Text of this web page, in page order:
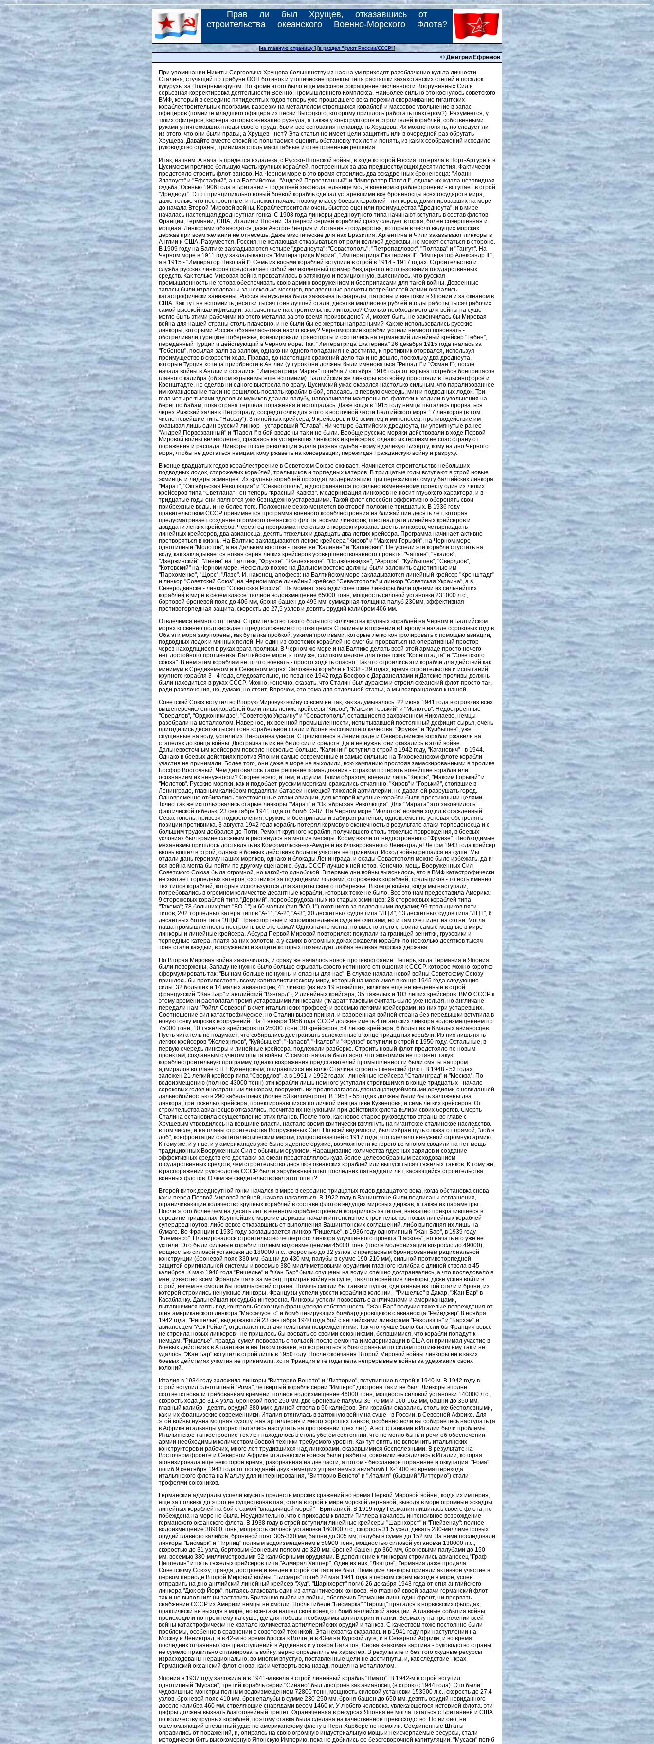
Прав ли был Хрущев, отказавшись от
строительства океанского Военно-Морского Флота?
[на главную страницу ] [в раздел "флот России/СССР"]
© Дмитрий Ефремов
При упоминании Никиты Сергеевича Хрущева большинству из нас на ум приходят разоблачение культа личности
Сталина, стучащий по трибуне ООН ботинок и утопические проекты типа распашки казахстанских степей и посадок
кукурузы за Полярным кругом. Но кроме этого было еще массовое сокращение численности Вооруженных Сил и
серьезная корректировка деятельности Военно-Промышленного Комплекса. Наиболее сильно это коснулось советского
ВМФ, который в середине пятидесятых годов теперь уже прошедшего века пережил сворачивание гигантских
кораблестроительных программ, разрезку на металлолом строящихся кораблей и массовое увольнение в запас
офицеров (помните младшего офицера из песни Высоцкого, которому пришлось работать шахтером?). Разумеется, у
таких офицеров, карьера которых внезапно рухнула, а также у конструкторов и строителей кораблей, собственными
руками уничтожавших плоды своего труда, были все основания ненавидеть Хрущева. Их можно понять, но следует ли
из этого, что они были правы, а Хрущев - нет? Эта статья не имеет цели защитить или в очередной раз обругать
Хрущева. Давайте вместе спокойно попытаемся оценить обстановку тех лет и понять, из каких соображений исходило
руководство страны, принимая столь масштабные и ответственные решения.
Итак, начнем. А начать придется издалека, с Русско-Японской войны, в ходе которой Россия потеряла в Порт-Артуре и в
Цусимском проливе большую часть крупных кораблей, построенных за два предшествующих десятилетия. Фактически
предстояло строить флот заново. На Черном море в это время строились два эскадренных броненосца: "Иоанн
Златоуст" и "Ефстафий", а на Балтийском - "Андрей Первозванный" и "Император Павел I", однако их ждала незавидная
судьба. Осенью 1906 года в Британии - тогдашней законодательнице мод в военном кораблестроении - вступает в строй
"Дредноут". Этот принципиально новый боевой корабль сделал устаревшими все броненосцы всех государств мира,
даже только что построенные, и положил начало новому классу боевых кораблей - линкоров, доминировавших на море
до начала Второй Мировой войны. Кораблестроители очень быстро оценили преимущества "Дредноута", и в мире
началась настоящая дредноутная гонка. С 1908 года линкоры дредноутного типа начинают вступать в состав флотов
Франции, Германии, США, Италии и Японии. За первой серией кораблей сразу следует вторая, более совершенная и
мощная. Линкорами обзаводятся даже Австро-Венгрия и Испания - государства, которые в число ведущих морских
держав при всем желании не отнесешь. Даже экзотические для нас Бразилия, Аргентина и Чили заказывают линкоры в
Англии и США. Разумеется, Россия, не желающая отказываться от роли великой державы, не может остаться в стороне.
В 1909 году на Балтике закладываются четыре "дредноута": "Севастополь", "Петропавловск", "Полтава" и "Гангут". На
Черном море в 1911 году закладываются "Императрица Мария", "Императрица Екатерина II", "Император Александр III",
а в 1915 - "Император Николай I". Семь из восьми кораблей вступили в строй в 1914 - 1917 годах. Строительство и
служба русских линкоров представляет собой великолепный пример бездарного использования государственных
средств. Как только Мировая война превратилась в затяжную и позиционную, выяснилось, что русская
промышленность не готова обеспечивать свою армию вооружением и боеприпасами для такой войны. Довоенные
запасы были израсходованы за несколько месяцев, предвоенные расчеты потребностей армии оказались
катастрофически занижены. Россия вынуждена была заказывать снаряды, патроны и винтовки в Японии и за океаном в
США. Как тут не вспомнить десятки тысяч тонн лучшей стали, десятки миллионов рублей и годы работы тысяч рабочих
самой высокой квалификации, затраченные на строительство линкоров? Сколько необходимого для войны на суше
могло быть этими рабочими из этого металла за это время произведено? И, может быть, не закончилась бы Мировая
война для нашей страны столь плачевно, и не были бы ее жертвы напрасными? Как же использовались русские
линкоры, которыми Россия обзавелась-таки назло всему? Черноморские корабли успели немного повоевать -
обстреливали турецкое побережье, конвоировали транспорты и охотились на германский линейный крейсер "Гебен",
переданный Турции и действующий в Черном море. Так, "Императрица Екатерина" 26 декабря 1915 года гналась за
"Гебеном", посылая залп за залпом, однако ни одного попадания не достигла, и противник оторвался, используя
преимущество в скорости хода. Правда, до настоящих сражений дело так и не дошло, поскольку два дредноута,
которые Турция хотела приобрести в Англии (у турок они должны были именоваться "Решад I" и "Осман I"), после
начала войны в Англии и остались. "Императрица Мария" погибла 7 октября 1916 года от взрыва погребов боеприпасов
главного калибра (об этом взрыве мы еще вспомним). Балтийские же линкоры всю войну простояли в Гельсингфорсе и
Кронштадте, не сделав ни одного выстрела по врагу. Цусимский ужас оказался настолько сильным, что парализованное
им командование так и не решилось послать корабли в бой, опасаясь, в первую очередь, мин и подводных лодок. Три
года четыре тысячи здоровых мужиков драили палубу, наворачивали макароны по-флотски и ходили в увольнения на
берег по бабам, пока страна терпела поражения и истощалась. Даже когда в 1915 году немцы пытались прорваться
через Рижский залив к Петрограду, сосредоточив для этого в восточной части Балтийского моря 17 линкоров (в том
числе новейшие типа "Нассау"), 3 линейных крейсера, 9 крейсеров и 61 эсминец и миноносец, противодействие им
оказывал лишь один русский линкор - устаревший "Слава". Ни четыре балтийских дредноута, ни упомянутые ранее
"Андрей Первозванный" и "Павел I" в бой введены так и не были. Вообще русские моряки действовали в ходе Первой
Мировой войны великолепно, сражаясь на устаревших линкорах и крейсерах, однако их героизм не спас страну от
поражения и распада. Линкоры после революции ждала разная судьба - кому в далекую Бизерту, кому на дно Черного
моря, чтобы не достаться немцам, кому ржаветь на консервации, пережидая Гражданскую войну и разруху.
В конце двадцатых годов кораблестроение в Советском Союзе оживает. Начинается строительство небольших
подводных лодок, сторожевых кораблей, тральщиков и торпедных катеров. В тридцатые годы вступают в строй новые
эсминцы и лидеры эсминцев. Из крупных кораблей проходят модернизацию три переживших смуту балтийских линкора:
"Марат", "Октябрьская Революция" и "Севастополь"; и достраивается по сильно измененному проекту один из легких
крейсеров типа "Светлана" - он теперь "Красный Кавказ". Модернизация линкоров не носит глубокого характера, и в
тридцатые годы они являются уже безнадежно устаревшими. Такой флот способен эффективно оборонять свои
прибрежные воды, и не более того. Положение резко меняется во второй половине тридцатых. В 1936 году
правительством СССР принимается программа военного кораблестроения на ближайшие десять лет, которая
предусматривает создание огромного океанского флота: восьми линкоров, шестнадцати линейных крейсеров и
двадцати легких крейсеров. Через год программа несколько откорректирована: шесть линкоров, четырнадцать
линейных крейсеров, два авианосца, десять тяжелых и двадцать два легких крейсера. Программа начинает активно
претворяться в жизнь. На Балтике закладываются легкие крейсера "Киров" и "Максим Горький", на Черном море
однотипный "Молотов", а на Дальнем востоке - такие же "Калинин" и "Каганович". Не успели эти корабли спустить на
воду, как закладывается новая серия легких крейсеров усовершенствованного проекта: "Чапаев", "Чкалов",
"Дзержинский", "Ленин" на Балтике; "Фрунзе", "Железняков", "Орджоникидзе", "Аврора", "Куйбышев", "Свердлов",
"Котовский" на Черном море. Несколько позже на Дальнем востоке должны были заложить однотипные им
"Пархоменко", "Щорс", "Лазо". И, наконец, апофеоз: на Балтийском море закладываются линейный крейсер "Кронштадт"
и линкор "Советский Союз", на Черном море линейный крейсер "Севастополь" и линкор "Советская Украина", а в
Северодвинске - линкор "Советская Россия". На момент закладки советские линкоры были одними из сильнейших
кораблей в мире в своем классе: полное водоизмещение 65000 тонн, мощность силовой установки 231000 л.с.,
бортовой броневой пояс до 406 мм, броня башен до 495 мм, суммарная толщина палуб 230мм, эффективная
противоторпедная защита, скорость до 27,5 узлов и девять орудий калибром 406 мм.
Отвлечемся немного от темы. Строительство такого большого количества крупных кораблей на Черном и Балтийском
морях косвенно подтверждает предположение о готовящемся Сталиным вторжении в Европу в начале сороковых годов.
Оба эти моря закупорены, как бутылка пробкой, узкими проливами, которые легко контролировать с помощью авиации,
подводных лодок и минных полей. Ни один из советских кораблей не смог бы прорваться на оперативный простор
через находящиеся в руках врага проливы. В Черном же море и на Балтике делать всей этой армаде просто нечего -
нет достойного противника. Балтийское море, к тому же, слишком мелкое для гигантских "Кронштадта" и "Советского
союза". В нем этим кораблям не то что воевать - просто ходить опасно. Так что строились эти корабли для действий как
минимум в Средиземном и в Северном морях. Заложены корабли в 1938 - 39 годах, время строительства и испытаний
крупного корабля 3 - 4 года, следовательно, не позднее 1942 года Босфор с Дарданеллами и Датские проливы должны
были находиться в руках СССР. Можно, конечно, сказать, что Сталин был дураком и строил океанский флот просто так,
ради развлечения, но, думаю, не стоит. Впрочем, это тема для отдельной статьи, а мы возвращаемся к нашей.
Советский Союз вступил во Вторую Мировую войну совсем не так, как задумывалось. 22 июня 1941 года в строю из всех
вышеперечисленных кораблей были лишь легкие крейсеры "Киров", "Максим Горький" и "Молотов". Недостроенные
"Свердлов", "Орджоникидзе", "Советскую Украину" и "Севастополь", оставшиеся в захваченном Николаеве, немцы
разобрали на металлолом. Наверное, их военной промышленности, испытывавшей постоянный дефицит сырья, очень
пригодились десятки тысяч тонн корабельной стали и брони высочайшего качества. "Фрунзе" и "Куйбышев", уже
спущенные на воду, успели из Николаева увести. Строившиеся в Ленинграде и Северодвинске корабли ржавели на
стапелях до конца войны. Достраивать их не было сил и средств. Да и не нужны они оказались в этой войне.
Дальневосточным крейсерам повезло несколько больше. "Калинин" вступил в строй в 1942 году, "Каганович" - в 1944.
Однако в боевых действиях против Японии самые современные и самые сильные на Тихоокеанском флоте корабли
участия не принимали. Более того, они даже в море не выходили, всю кампанию простояв замаскированными в проливе
Босфор Восточный. Чем диктовалось такое решение командования - страхом потерять новейшие корабли или
осознанием их ненужности? Скорее всего, и тем, и другим. Таким образом, воевали лишь "Киров", "Максим Горький" и
"Молотов". Русские моряки, как и подобает русским морякам, сражались отчаянно. "Киров" и "Горький", стоявшие в
Ленинграде, главным калибром подавляли батареи немецкой тяжелой артиллерии, не давая ей разрушать город.
Одновременно отбивались ожесточенные атаки авиации, для которой крупные корабли были престижными целями.
Точно так же использовались старые линкоры "Марат" и "Октябрьская Революция". Для "Марата" это закончилось
фактической гибелью 23 сентября 1941 года от бомб Ю-87. На Черном море "Молотов" ночами ходил в осажденный
Севастополь, привозя подкрепления, оружие и боеприпасы и забирая раненых, одновременно успевая обстрелять
позиции противника. 3 августа 1942 года корабль потерял кормовую оконечность в результате атаки торпедоносца и с
большим трудом добрался до Поти. Ремонт крупного корабля, получившего столь тяжелые повреждения, в боевых
условиях был крайне сложным и растянулся на многие месяцы. Корму взяли от недостроенного "Фрунзе". Необходимые
механизмы пришлось доставлять из Комсомольска-на-Амуре и из блокированного Ленинграда! Летом 1943 года крейсер
вновь вошел в строй, однако в боевых действиях больше участия не принимал. Исход войны решался на суше. Мы
отдали дань героизму наших моряков, однако и блокады Ленинграда, и осады Севастополя можно было избежать, да и
вся война могла бы пойти по другому сценарию, будь СССР лучше к ней готов. Конечно, мощь Вооруженных Сил
Советского Союза была огромной, но какой-то однобокой. В первые дни войны выяснилось, что в ВМФ катастрофически
не хватает торпедных катеров, охотников за подводными лодками, сторожевых кораблей, тральщиков - то есть именно
тех типов кораблей, которые используются для защиты своего побережья. В конце войны, когда мы наступали,
потребовались в огромном количестве десантные корабли, которых тоже не было. Все это нам предоставила Америка:
9 сторожевых кораблей типа "Дерзкий", переоборудованных из старых эсминцев; 28 сторожевых кораблей типа
"Такома"; 78 больших (тип "БО-1") и 60 малых (тип "МО-1") охотников за подводными лодками; 99 тральщиков пяти
типов; 202 торпедных катера типов "А-1", "А-2", "А-3"; 30 десантных судов типа "ЛЦИ"; 13 десантных судов типа "ЛЦТ"; 6
десантных ботов типа "ЛЦМ". Транспортные и вспомогательные суда не считаем, но и там счет идет на сотни. Могла
наша промышленность построить все это сама? Однозначно могла, но вместо этого строила самые мощные в мире
линкоры и линейные крейсера. Абсурд Первой Мировой повторился: покупали за границей зенитки, грузовики и
торпедные катера, платя за них золотом, а у самих в огромных доках ржавели корабли по несколько десятков тысяч
тонн стали каждый, вооружению и защите которых позавидует любая великая морская держава.
Но Вторая Мировая война закончилась, и сразу же началось новое противостояние. Теперь, когда Германия и Япония
были повержены, Западу не нужно было больше скрывать своего истинного отношения к СССР, которое можно коротко
сформулировать так: "Вы нам больше не нужны и опасны для нас". В случае начала новой войны Советскому Союзу
пришлось бы противостоять всему капиталистическому миру, который на море имел в конце 1945 года следующие
силы: 32 больших и 14 малых авианосцев, 41 линкор (из них 19 новейших, включая еще не введенные в строй
французский "Жан Бар" и английский "Вэнгард"), 2 линейных крейсера, 35 тяжелых и 103 легких крейсеров. ВМФ СССР к
этому времени располагал тремя устаревшими линкорами ("Марат" таковым считать было уже нельзя, но англичане
передали нам "Ройял Соверен" в счет итальянских трофеев) и восемью легкими крейсерами, из них три устаревших.
Соотношение сил катастрофическое, но Сталин вызов принял, и разоренная войной страна без передышки вступила в
новую гонку морских вооружений. На 1 января 1956 года СССР должен иметь 4 гигантских линкора водоизмещением по
75000 тонн, 10 тяжелых крейсеров по 25000 тонн, 30 крейсеров, 54 легких крейсера, 6 больших и 6 малых авианосцев.
Пусть читатель не подумает, что собирались достраивать заложенные в конце тридцатых корабли. Из них лишь пять
легких крейсеров "Железняков", "Куйбышев", "Чапаев", "Чкалов" и "Фрунзе" вступили в строй в 1950 году. Остальные, в
первую очередь линкоры и линейные крейсера, подлежали разборке. Строить новый флот предстояло по новым
проектам, созданным с учетом опыта войны. С самого начала было ясно, что экономика не потянет такую
кораблестроительную программу, однако возражения представителей промышленности были смяты напором
адмиралов во главе с Н.Г.Кузнецовым, опиравшихся на волю Сталина строить океанский флот. В 1948 - 53 годах
заложен 21 легкий крейсер типа "Свердлов", а в 1951 и 1952 годах - линейные крейсера "Сталинград" и "Москва". По
водоизмещению (полное 43000 тонн) эти корабли лишь немного уступали строившимся в конце тридцатых - начале
сороковых годов иностранным линкорам, вооружить их предполагалось двенадцатидюймовыми орудиями с невиданной
дальнобойностью в 290 кабельтовых (более 53 километров). В 1953 - 55 годах должны были быть заложены два
линкора, три тяжелых крейсера, проектировавшихся по личной инициативе Кузнецова, и семь легких крейсеров. От
строительства авианосцев отказались, посчитав их ненужными при действиях флота вблизи своих берегов. Смерть
Сталина остановила осуществление этих планов. После того, как новое старое руководство страны во главе с
Хрущевым утвердилось на вершине власти, настало время критически взглянуть на гигантское сталинское наследство,
в том числе, и на планы строительства Вооруженных Сил. По всей видимости, был избран путь отказа от прямой, "лоб в
лоб", конфронтации с капиталистическим миром, существовавшей с 1917 года, что сделало ненужной огромную армию.
К тому же, и у нас, и у американцев уже было ядерное оружие, возможности которого во многом сводили на нет мощь
традиционных Вооруженных Сил с обычным оружием. Наращивание количества ядерных зарядов и создание
эффективных средств его доставки за океан представлялось куда более целесообразным расходованием
государственных средств, чем строительство десятков океанских кораблей или выпуск тысяч тяжелых танков. К тому же,
в распоряжении руководства СССР был и зарубежный опыт последних пятнадцати лет, касающийся строительства
военных флотов. О чем же свидетельствовал этот опыт?
Второй виток дредноутной гонки начался в мире в середине тридцатых годов двадцатого века, когда обстановка снова,
как и перед Первой Мировой войной, начала накаляться. В 1922 году в Вашингтоне были подписаны соглашения,
ограничивающие количество крупных кораблей в составе флотов ведущих мировых держав, а также их параметры.
После этого более чем на десять лет в военном кораблестроении воцарилось затишье, внезапно прекратившееся в
середине тридцатых. Крупнейшие морские державы начали интенсивное строительство новых линейных кораблей -
супердредноутов, либо вовсе отказавшись от выполнения Вашингтонских соглашений, либо выполняя их лишь на
бумаге. Во Франции в 1935 году закладывается линкор "Ришелье", в 1936 году однотипный "Жан Бар", в 1939 году -
"Клемансо". Планировалось строительство четвертого линкора улучшенного проекта "Гасконь", но начать его уже не
успели. Это были сильные корабли полным водоизмещением 45000 тонн (после модернизации возросло до 49000),
мощностью силовой установки до 180000 л.с., скоростью до 32 узлов, с прекрасным бронированием рациональной
конструкции (броневой пояс 330 мм, башни до 430 мм, палубы в сумме 190-210 мм), сильной противоторпедной
защитой оригинальной системы и восемью 380-миллиметровыми орудиями главного калибра с длиной ствола в 45
калибров. К маю 1940 года "Ришелье" и "Жан Бар" были спущены на воду и спешно достраивались, а что последовало в
мае, известно всем. Франция пала за месяц, проиграв войну на суше, так что новейшие линкоры, даже успев войти в
строй, ничем не смогли бы помочь своей стране. Помочь смогли бы танки и пушки, сделанные из той стали и брони, из
которой строились ненужные линкоры. Французы успели увести корабли в колонии - "Ришелье" в Дакар, "Жан Бар" в
Касабланку. Дальнейшая их судьба интересна. Линкоры успели повоевать с англичанами и американцами,
пытавшимися взять под контроль бесхозную французскую собственность. "Жан Бар" получил тяжелые повреждения от
огня американского линкора "Массачусетс" и бомб пикирующих бомбардировщиков с авианосца "Рейнджер" 8 ноября
1942 года. "Ришелье", выдержавший 23 сентября 1940 года бой с английскими линкорами "Резолюшн" и "Бархэм" и
авианосцем "Арк Ройал", отделался незначительными повреждениями. Так что лучше было бы, если бы Франция вовсе
не строила новых линкоров - не пришлось бы воевать со своими союзниками, боявшимися, что корабли попадут к
немцам. "Ришелье", правда, сумел повоевать с пользой: после ремонта и модернизации в США он принимал участие в
боевых действиях в Атлантике и на Тихом океане, но встретиться в бою с равным по силам противником ему так и не
удалось. "Жан Бар" вступил в строй лишь в 1950 году. После окончания Второй Мировой войны линкоры ни в каких
боевых действиях участия не принимали, хотя Франция в те годы вела непрерывные войны за удержание своих
колоний.
Италия в 1934 году заложила линкоры "Витторио Венето" и "Литторио", вступившие в строй в 1940-м. В 1942 году в
строй вступил однотипный "Рома", четвертый корабль серии "Имперо" достроен так и не был. Линкоры вполне
соответствовали требованиям времени: полное водоизмещение 46000 тонн, мощность силовой установки 140000 л.с.,
скорость хода до 31,4 узла, броневой пояс 250 мм, две броневые палубы 36-70 мм и 100-162 мм, башни до 350 мм,
главный калибр - девять орудий 380 мм с длиной ствола в 50 калибров. Эти корабли оказались столь же бесполезными,
как и их французские современники. Италия втянулась в затяжную войну на суше - в России, в Северной Африке. Для
этой войны нужна мощная сухопутная артиллерия и много хороших танков, особенно если вы собираетесь наступать (а
в Африке итальянцы упорно пытались наступать на протяжении трех лет). А вот с танками в Италии были проблемы.
Итальянское танкостроение тех лет находилось в столь убогом состоянии, что не могло быть и речи об обеспечении
армии необходимым количеством боевой техники требуемого уровня. Как тут опять не вспомнить итальянских
конструкторов и рабочих, много лет трудившихся над линкорами, оказавшимися бесполезными. В результате на
Восточном фронте и Северной Африке итальянские войска были разбиты, союзники высадились в Италии, которая
агонизировала еще некоторое время, разорванная на две части, а потом - бесславное поражение и оккупация. "Рома"
погиб 9 сентября 1943 года от попаданий двух немецких управляемых авиабомб FX-1400 во время перехода
итальянского флота на Мальту для интернирования, "Витторио Венето" и "Италия" (бывший "Литторио") стали
трофеями союзников.
Германские адмиралы успели вкусить прелесть морских сражений во время Первой Мировой войны, когда их империя,
еще за полвека до этого не существовавшая, стала второй в мире морской державой, выводя в море огромные эскадры
линейных кораблей на бой с самой "владычицей морей" - Британией. В 1919 году Германия лишилась своего флота, но
побеждена на море не была. Неудивительно, что с приходом к власти Гитлера началось интенсивное возрождение
германского океанского флота. В 1938 году в строй вступили линейные крейсеры "Шарнхорст" и "Гнейзенау": полное
водоизмещение 38900 тонн, мощность силовой установки 160000 л.с., скорость 31,5 узел, девять 280-миллиметровых
орудий главного калибра, броневой пояс 305-330 мм, башни до 305 мм, палубы в сумме до 152 мм. За ними последовали
линкоры "Бисмарк" и "Тирпиц" полным водоизмещением в 50900 тонн, мощностью силовой установки 138000 л.с.,
скоростью до 31 узла, бортовым броневым поясом до 320 мм, броней башен до 360 мм, броневыми палубами до 150
мм, восемью 380-миллиметровыми 52-калиберными орудиями. В дополнение к линкорам строились авианосец "Граф
Цеппелин" и пять тяжелых крейсеров типа "Адмирал Хиппер". Один из них, "Лютцов", Германия даже продала
Советскому Союзу, правда, достроен и введен в строй он так и не был. Немецкие линкоры приняли активное участие в
первом периоде Второй Мировой войны. "Бисмарк" погиб 24 мая 1941 года в первом своем выходе в море, успев
отправить на дно английский линейный крейсер "Худ". "Шарнхорст" погиб 26 декабря 1943 года от огня английского
линкора "Дюк оф Йорк", пытаясь атаковать один из атлантических конвоев. Но главной своей задачи германский флот
так и не выполнил: ни заставить Британию выйти из войны, обеспечив Германии лишь один фронт, ни прервать
снабжение СССР из Америки немцы не смогли. После гибели "Бисмарка" "Тирпиц" прятался в норвежских фьордах,
практически не выходя в море, но все-таки нашел свой конец от бомб английской авиации. А главные события войны
происходили по-прежнему на суше, где для победы необходимы артиллерия и танки. Вермахту на протяжении всей
войны катастрофически не хватало количества артиллерийских орудий и танков. С качеством тоже постоянно были
проблемы, особенно в сравнении с советской техникой. Эта нехватка сказалась и в 1941 году при наступлении на
Москву и Ленинград, и в 42-м во время броска к Волге, и в 43-м на Курской дуге, и в Северной Африке, и во время
последних отчаянных контрнаступлений в Арденнах и у озера Балатон. Снова знакомая картина - руководство страны
не сумело правильно спланировать войну, верно определить ее характер. В результате и без того скудные ресурсы
израсходованы нерационально, во многом впустую, поставленные цели не достигнуты, и, как следствие - крах.
Германский океанский флот снова, как и четверть века назад, пошел на металлолом.
Япония в 1937 году заложила и в 1941-м ввела в строй линейный корабль "Ямато". В 1942-м в строй вступил
однотипный "Мусаси", третий корабль серии "Синано" был достроен как авианосец (в строю с 1944 года). Это были
чудовищные монстры полным водоизмещением 72800 тонн, мощность силовой установки 153500 л.с., скорость до 27,4
узлов, броневой пояс 410 мм, бронепалубы в сумме 230-250 мм, броня башен до 650 мм, девять орудий невиданного
доселе калибра 460 мм, стреляющие снарядами весом 1460 кг. У любого человека, увлекающегося историей флота, эти
цифры должны вызвать благоговейный трепет. Ограниченная в ресурсах Япония не могла тягаться с Британией и США
по количеству крупных кораблей, поэтому ставка была сделана на качественное превосходство. Но ни оно, ни
ошеломляющий внезапный удар по американскому флоту в Перл-Харборе не помогли. Соединенные Штаты
оправились от поражений, и, опираясь на свою огромную индустриальную мощь и неисчерпаемые ресурсы, стали
методически бить высокомерную Японскую Империю, пока не добились ее безоговорочной капитуляции. "Мусаси" погиб